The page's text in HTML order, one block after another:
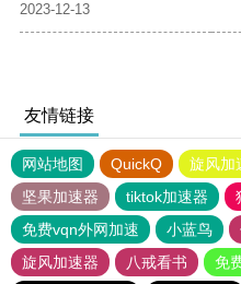
2023-12-13
友情链接
网站地图 QuickQ 旋风加
坚果加速器
tiktok加速器
免费vqn外网加速
小蓝鸟
旋风加速器
八戒看书 免